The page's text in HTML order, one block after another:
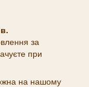
за
при
на нашому